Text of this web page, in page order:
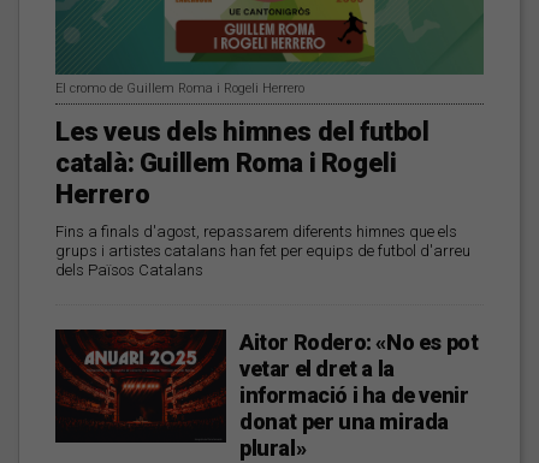
El cromo de Guillem Roma i Rogeli Herrero
Les veus dels himnes del futbol
català: Guillem Roma i Rogeli
Herrero
Fins a finals d'agost, repassarem diferents himnes que els
grups i artistes catalans han fet per equips de futbol d'arreu
dels Països Catalans
Aitor Rodero: «No es pot
vetar el dret a la
informació i ha de venir
donat per una mirada
plural»